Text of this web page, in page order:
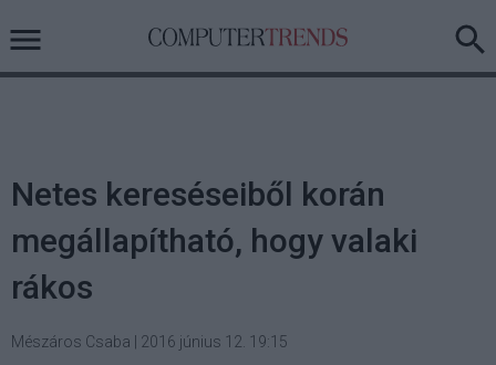
Netes kereséseiből korán
megállapítható, hogy valaki
rákos
Mészáros Csaba 2016 június 12. 19:15